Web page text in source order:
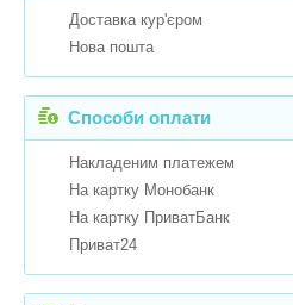
Доставка кур'єром
Нова пошта
Способи оплати
Накладеним платежем
На картку Монобанк
На картку ПриватБанк
Приват24